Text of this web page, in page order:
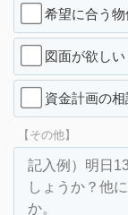
希望に合う
図面が欲しい
資金計画の
【その他】